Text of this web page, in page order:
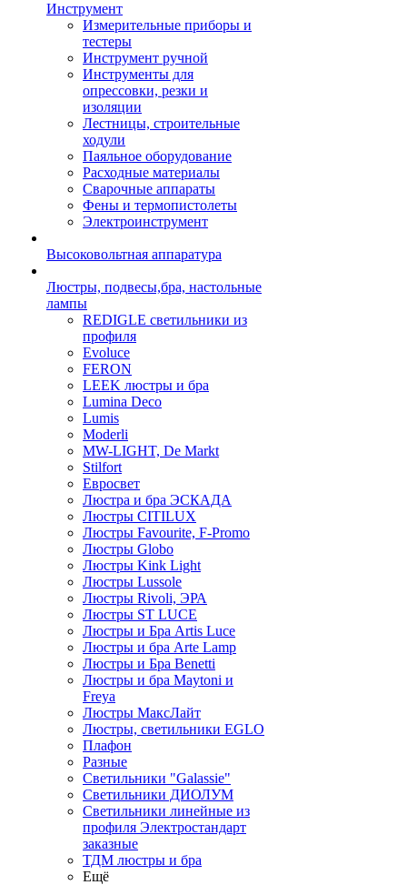
Инструмент
Измерительные приборы и
тестеры
Инструмент ручной
Инструменты для
опрессовки, резки и
изоляции
Лестницы, строительные
ходули
Паяльное оборудование
Расходные материалы
Сварочные аппараты
Фены и термопистолеты
Электроинструмент
Высоковольтная аппаратура
Люстры, подвесы,бра, настольные
лампы
REDIGLE светильники из
профиля
Evoluce
FERON
LEEK люстры и бра
Lumina Deco
Lumis
Moderli
MW-LIGHT, De Markt
Stilfort
Евросвет
Люстра и бра ЭСКАДА
Люстры CITILUX
Люстры Favourite, F-Promo
Люстры Globo
Люстры Kink Light
Люстры Lussole
Люстры Rivoli, ЭРА
Люстры ST LUCE
Люстры и Бра Artis Luce
Люстры и бра Arte Lamp
Люстры и Бра Benetti
Люстры и бра Maytoni и
Freya
Люстры МаксЛайт
Люстры, светильники EGLO
Плафон
Разные
Светильники "Galassie"
Светильники ДИОЛУМ
Светильники линейные из
профиля Электростандарт
заказные
ТДМ люстры и бра
Ещё